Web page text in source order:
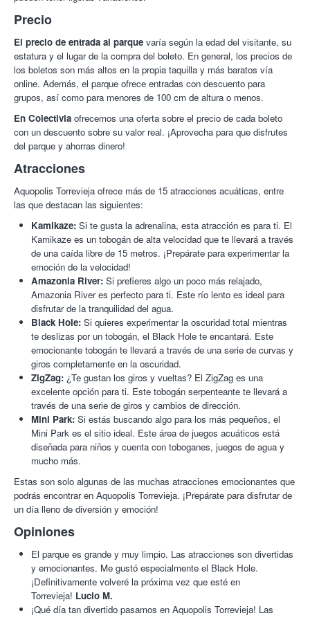
tropical y
le dan un toque exótico y divertido. El Aquopolis Torrevieja se
presenta como una opción refrescante y entretenida para
conocer en la Costa Blanca.
¡Diversión garantizada este verano con Colectivia!
Precio
El precio de entrada al parque varía según la edad del visitante, su
estatura y el lugar de la compra del boleto. En general, los precios de
los boletos son más altos en la propia taquilla y más baratos vía
online. Además, el parque ofrece entradas con descuento para
grupos, así como para menores de 100 cm de altura o menos.
En Colectivia ofrecemos una oferta sobre el precio de cada boleto
con un descuento sobre su valor real. ¡Aprovecha para que disfrutes
del parque y ahorras dinero!
Atracciones
Aquopolis Torrevieja ofrece más de 15 atracciones acuáticas, entre
las que destacan las siguientes:
Kamikaze: Si te gusta la adrenalina, esta atracción es para ti. El
Kamikaze es un tobogán de alta velocidad que te llevará a través
de una caída libre de 15 metros. ¡Prepárate para experimentar la
emoción de la velocidad!
Amazonia River: Si prefieres algo un poco más relajado,
Amazonia River es perfecto para ti. Este río lento es ideal para
disfrutar de la tranquilidad del agua.
Black Hole: Si quieres experimentar la oscuridad total mientras
te deslizas por un tobogán, el Black Hole te encantará. Este
emocionante tobogán te llevará a través de una serie de curvas y
giros completamente en la oscuridad.
ZigZag: ¿Te gustan los giros y vueltas? El ZigZag es una
excelente opción para ti. Este tobogán serpenteante te llevará a
través de una serie de giros y cambios de dirección.
Mini Park: Si estás buscando algo para los más pequeños, el
Mini Park es el sitio ideal. Este área de juegos acuáticos está
diseñada para niños y cuenta con toboganes, juegos de agua y
mucho más.
Estas son solo algunas de las muchas atracciones emocionantes que
podrás encontrar en Aquopolis Torrevieja. ¡Prepárate para disfrutar de
un día lleno de diversión y emoción!
Opiniones
El parque es grande y muy limpio. Las atracciones son divertidas
y emocionantes. Me gustó especialmente el Black Hole.
¡Definitivamente volveré la próxima vez que esté en
Torrevieja! Lucio M.
¡Qué día tan divertido pasamos en Aquopolis Torrevieja! Las